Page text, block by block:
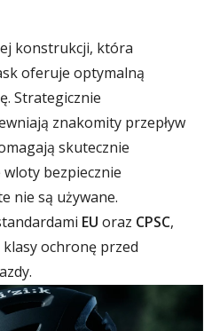
konstrukcji, która
oferuje optymalną
Strategicznie
znakomity przepływ
skutecznie
wloty bezpiecznie
nie są używane.
EU oraz CPSC,
ochronę przed